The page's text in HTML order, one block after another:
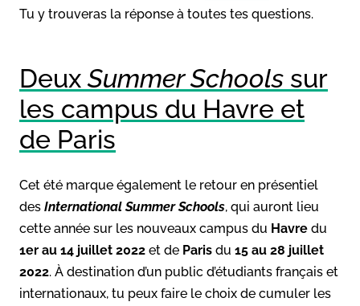
Tu y trouveras la réponse à toutes tes questions.
DeuxSummer Schools sur
les campus du Havre et
de Paris
Cet été marque également le retour en présentiel
des International Summer Schools, qui auront lieu
cette année sur les nouveaux campus du Havre du
1er au 14 juillet 2022 et de Paris du 15 au 28 juillet
2022. À destination d’un public d’étudiants français et
internationaux, tu peux faire le choix de cumuler les